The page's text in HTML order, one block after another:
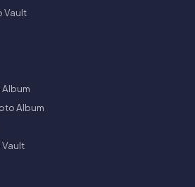
Vault
Album
Vault